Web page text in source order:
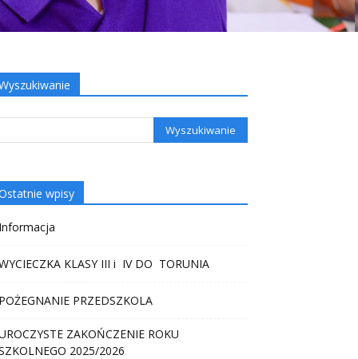
wpisy
Informacja
KLASY III i IV DO TORUNIA
POŻEGNANIE PRZEDSZKOLA
ZAKOŃCZENIE ROKU
2025/2026